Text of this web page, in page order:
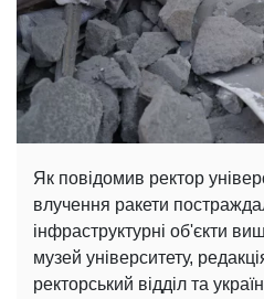
Як повідомив ректор
влучення ракети
інфраструктурні об'єкти
музей університету,
ректорський відділ та